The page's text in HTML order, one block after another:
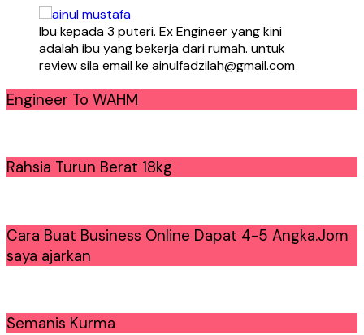
Ibu kepada 3 puteri. Ex Engineer yang kini
adalah ibu yang bekerja dari rumah. untuk
review sila email ke ainulfadzilah@gmail.com
Engineer To WAHM
Rahsia Turun Berat 18kg
Cara Buat Business Online Dapat 4-5 Angka.Jom
saya ajarkan
Semanis Kurma